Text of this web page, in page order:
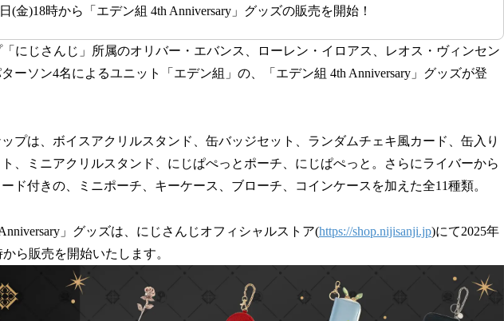
(金)18時から「エデン組 4th Anniversary」グッズの販売を開始！
「にじさんじ」所属のオリバー・エバンス、ローレン・イロアス、レオス・ヴィンセン
ターソン4名によるユニット「エデン組」の、「エデン組 4th Anniversary」グッズが登
プは、ボイスアクリルスタンド、缶バッジセット、ランダムチェキ風カード、缶入り
、ミニアクリルスタンド、にじぱぺっとポーチ、にじぱぺっと。さらにライバーから
ド付きの、ミニポーチ、キーケース、ブローチ、コインケースを加えた全11種類。
Anniversary」グッズは、にじさんじオフィシャルストア(https://shop.nijisanji.jp)にて2025年
ら販売を開始いたします。